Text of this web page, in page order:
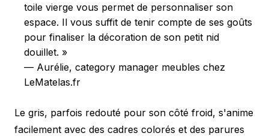
toile vierge vous permet de personnaliser son
espace. Il vous suffit de tenir compte de ses goûts
pour finaliser la décoration de son petit nid
douillet. »
— Aurélie, category manager meubles chez
LeMatelas.fr
Le gris, parfois redouté pour son côté froid, s'anime
facilement avec des cadres colorés et des parures